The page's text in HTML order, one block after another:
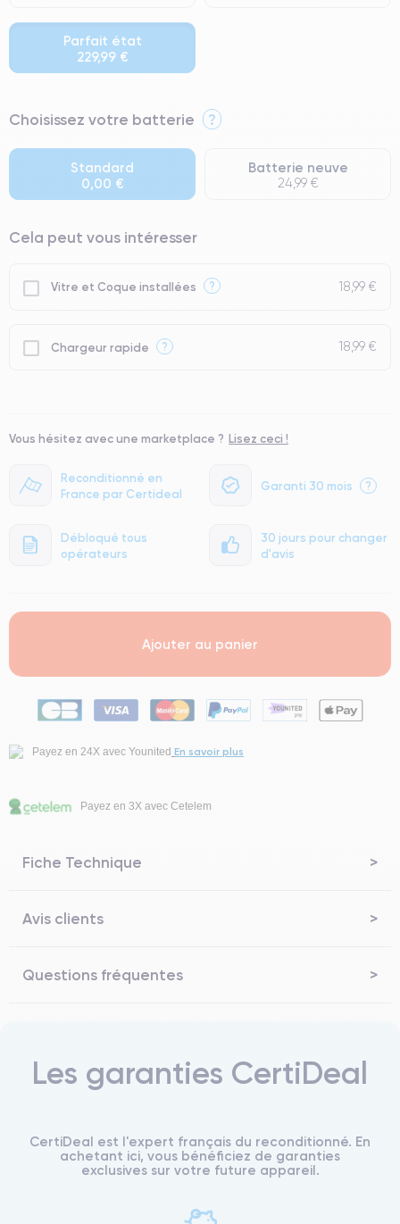
Reconditionné en
France par Certideal
Garanti 30 mois ?
Débloqué tous
opérateurs
30 jours pour changer
d'avis
Parfait état
229,99 €
⭐ Premium
● Batterie : usage intensif.
● Seuls 5% de nos téléphones ont un grade Premium.
Choisissez votre batterie ?
Standard
0,00 €
Batterie neuve
24,99 €
Cela peut vous intéresser
Vitre et Coque installées ? 18,99 €
Chargeur rapide ? 18,99 €
Vous hésitez avec une marketplace ? Lisez ceci !
Ajouter au panier
Payez en 24X avec Younited En savoir plus
Payez en 3X avec Cetelem
Fiche Technique
Avis clients
Questions fréquentes
Les garanties CertiDeal
CertiDeal est l'expert français du reconditionné. En
achetant ici, vous bénéficiez de garanties
exclusives sur votre future appareil.